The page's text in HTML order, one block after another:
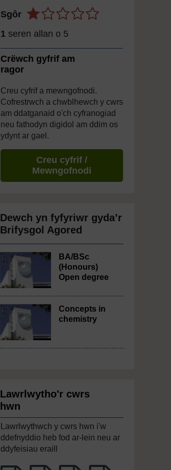
Sgôr
1 seren allan o 5
Crëwch gyfrif am
ragor
Creu cyfrif a mewngofnodi.
Cofrestrwch a chwblhewch y cwrs
am ddatganaid o'ch cyfranogiad
neu fathodyn digidol am ddim os
ydynt ar gael.
Creu cyfrif /
Mewngofnodi
Dewch yn fyfyriwr gyda’r
Brifysgol Agored
BA/BSc
(Honours)
Open degree
Concepts in
chemistry
Lawrlwytho'r cwrs
hwn
Lawrlwythwch y cwrs hwn i'w
ddefnyddio heb fod ar-lein neu ar
ddyfeisiau eraill